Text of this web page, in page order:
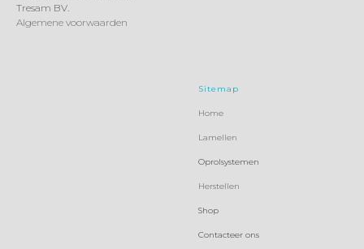
Tresam BV.
Algemene voorwaarden
Sitemap
Home
Lamellen
Oprolsystemen
Herstellen
Shop
Contacteer ons